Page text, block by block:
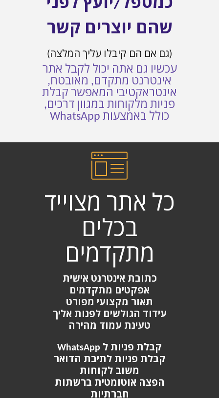
כמטפל/יועץ לפני
שהם יוצרים קשר
(גם אם הם קיבלו עליך המלצה)
עכשיו גם אתה יכול לקבל אתר
אינטרנט מתקדם, מאובטח,
אינטראקטיבי המאפשר קבלת
פניות מלקוחות במגוון דרכים,
כולל באמצעות WhatsApp
כל אתר מצוייד
בכלים
מתקדמים
כתובת אינטרנט אישית
אפקטים מתקדמים
תאור מקצועי מפורט
עידוד הגולשים לפנות אליך
טעינת עמוד מהירה
קבלת פניות ל WhatsApp
קבלת פניות לתיבת הדואר
משוב לקוחות
הפצה אוטומטית ברשתות
חברתיות